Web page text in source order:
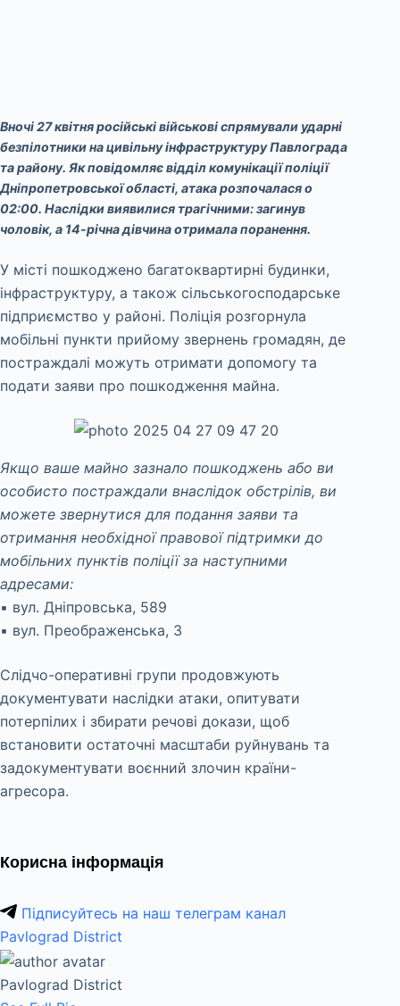
Вночі 27 квітня російські військові спрямували ударні
безпілотники на цивільну інфраструктуру Павлограда
та району. Як повідомляє відділ комунікації поліції
Дніпропетровської області, атака розпочалася о
02:00. Наслідки виявилися трагічними: загинув
чоловік, а 14-річна дівчина отримала поранення.
У місті пошкоджено багатоквартирні будинки,
інфраструктуру, а також сільськогосподарське
підприємство у районі. Поліція розгорнула
мобільні пункти прийому звернень громадян, де
постраждалі можуть отримати допомогу та
подати заяви про пошкодження майна.
Якщо ваше майно зазнало пошкоджень або ви
особисто постраждали внаслідок обстрілів, ви
можете звернутися для подання заяви та
отримання необхідної правової підтримки до
мобільних пунктів поліції за наступними
адресами:
▪️ вул. Дніпровська, 589
▪️ вул. Преображенська, 3
Слідчо-оперативні групи продовжують
документувати наслідки атаки, опитувати
потерпілих і збирати речові докази, щоб
встановити остаточні масштаби руйнувань та
задокументувати воєнний злочин країни-
агресора.
Корисна інформація
Підписуйтесь на наш телеграм канал
Pavlograd District
Pavlograd District